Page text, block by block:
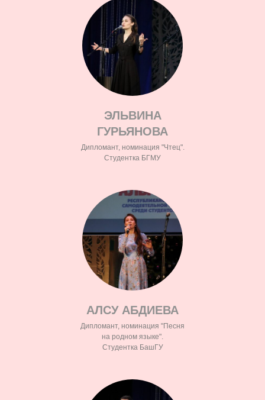
ЭЛЬВИНА
ГУРЬЯНОВА
Дипломант, номинация "Чтец".
Студентка БГМУ
АЛСУ АБДИЕВА
Дипломант, номинация "Песня
на родном языке".
Студентка БашГУ